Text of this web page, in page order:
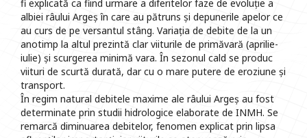
fi explicată ca fiind urmare a diferitelor faze de evoluție a
albiei râului Argeș în care au pătruns și depunerile apelor ce
au curs de pe versantul stâng. Variația de debite de la un
anotimp la altul prezintă clar viiturile de primăvară (aprilie-
iulie) și scurgerea minimă vara. În sezonul cald se produc
viituri de scurtă durată, dar cu o mare putere de eroziune și
transport.
În regim natural debitele maxime ale râului Argeș au fost
determinate prin studii hidrologice elaborate de INMH. Se
remarcă diminuarea debitelor, fenomen explicat prin lipsa